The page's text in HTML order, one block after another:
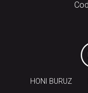
ARAUAK